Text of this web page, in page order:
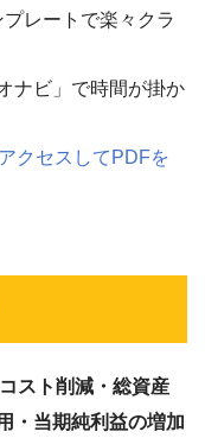
レートで楽々クラ
ナビ」で時間が掛か
クセスしてPDFを
スト削減・総資産
・当期純利益の増加